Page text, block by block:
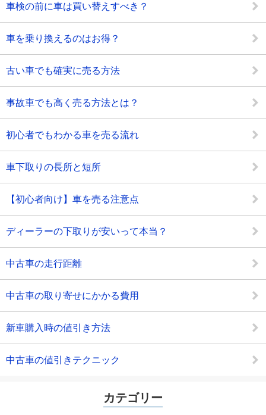
車検の前に車は買い替えすべき？
車を乗り換えるのはお得？
古い車でも確実に売る方法
事故車でも高く売る方法とは？
初心者でもわかる車を売る流れ
車下取りの長所と短所
【初心者向け】車を売る注意点
ディーラーの下取りが安いって本当？
中古車の走行距離
中古車の取り寄せにかかる費用
新車購入時の値引き方法
中古車の値引きテクニック
カテゴリー